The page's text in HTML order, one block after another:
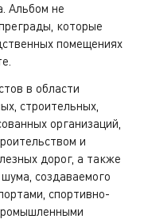
Альбом не
которые
помещениях
в области
строительных,
организаций,
и
дорог, а также
создаваемого
спортивно-